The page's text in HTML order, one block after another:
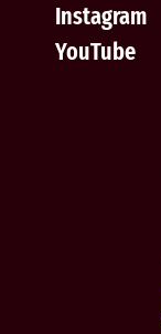
Instagram
YouTube